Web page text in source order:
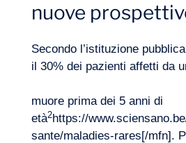
nuove
Secondo l’istituzione
il 30% dei pazienti affetti da
muore prima dei 5 anni di
età2https://
sante/maladies-rares[/mfn].